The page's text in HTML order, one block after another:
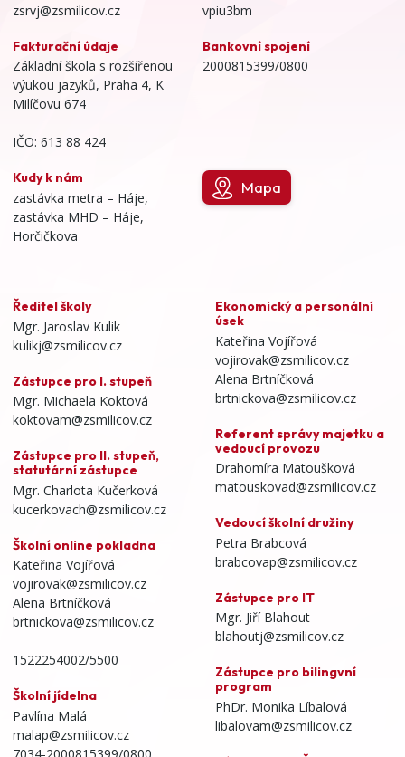
zsrvj@zsmilicov.cz vpiu3bm
Fakturační údaje
Základní škola s rozšířenou
výukou jazyků, Praha 4, K
Milíčovu 674
IČO: 613 88 424
Bankovní spojení
2000815399/0800
Kudy k nám
zastávka metra – Háje,
zastávka MHD – Háje,
Horčičkova
Mapa
Ředitel školy
Mgr. Jaroslav Kulik
kulikj@zsmilicov.cz
Zástupce pro I. stupeň
Mgr. Michaela Koktová
koktovam@zsmilicov.cz
Zástupce pro II. stupeň,
statutární zástupce
Mgr. Charlota Kučerková
kucerkovach@zsmilicov.cz
Školní online pokladna
Kateřina Vojířová
vojirovak@zsmilicov.cz
Alena Brtníčková
brtnickova@zsmilicov.cz
1522254002/5500
Školní jídelna
Pavlína Malá
malap@zsmilicov.cz
Ekonomický a personální
úsek
Kateřina Vojířová
vojirovak@zsmilicov.cz
Alena Brtníčková
brtnickova@zsmilicov.cz
Referent správy majetku a
vedoucí provozu
Drahomíra Matoušková
matouskovad@zsmilicov.cz
Vedoucí školní družiny
Petra Brabcová
brabcovap@zsmilicov.cz
Zástupce pro IT
Mgr. Jiří Blahout
blahoutj@zsmilicov.cz
Zástupce pro bilingvní
program
PhDr. Monika Líbalová
libalovam@zsmilicov.cz